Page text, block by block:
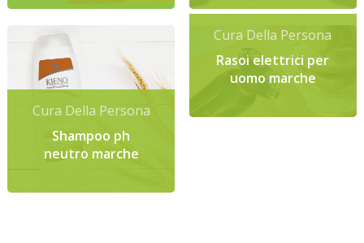
Cura Della Persona
Shampoo ph
neutro marche
Cura Della Persona
Rasoi elettrici per
uomo marche